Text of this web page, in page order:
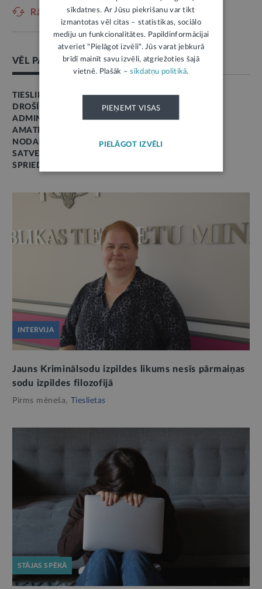
Rādīt vēl
VĒL PAR ŠO TĒMU
TIESLIETAS
DROŠĪBA
ADMINISTRATĪVĀS TIESĪBAS
AMATPERSONA
NODARBINĀTĪBA
SATVERSME
SPRIEDUMS
INTERVIJA
Jauns Kriminālsodu izpildes likums nesīs pārmaiņas
sodu izpildes filozofijā
Pirms mēneša, Tieslietas
STĀJAS SPĒKĀ
sīkdatnes. Ar Jūsu piekrišanu var tikt
izmantotas vēl citas – statistikas, sociālo
mediju un funkcionalitātes. Papildinformācijai
atveriet "Pielāgot izvēli". Jūs varat jebkurā
brīdī mainīt savu izvēli, atgriežoties šajā
vietnē. Plašāk –sīkdatņu politikā.
PIEŅEMT VISAS
PIELĀGOT IZVĒLI